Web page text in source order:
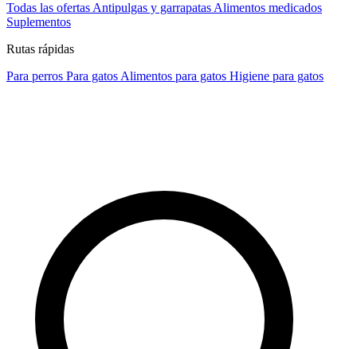
Todas las ofertas Antipulgas y garrapatas Alimentos medicados
Suplementos
Rutas rápidas
Para perros Para gatos Alimentos para gatos Higiene para gatos